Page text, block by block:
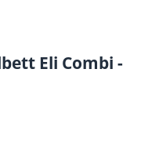
Eli Combi -